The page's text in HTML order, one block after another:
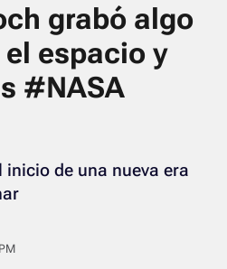
grabó algo
espacio y
#NASA
de una nueva era